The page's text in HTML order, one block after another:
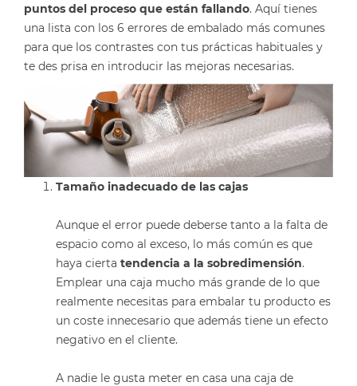
puntos del proceso que están fallando. Aquí tienes
una lista con los 6 errores de embalado más comunes
para que los contrastes con tus prácticas habituales y
te des prisa en introducir las mejoras necesarias.
Tamaño inadecuado de las cajas
Aunque el error puede deberse tanto a la falta de
espacio como al exceso, lo más común es que
haya cierta tendencia a la sobredimensión.
Emplear una caja mucho más grande de lo que
realmente necesitas para embalar tu producto es
un coste innecesario que además tiene un efecto
negativo en el cliente.
A nadie le gusta meter en casa una caja de